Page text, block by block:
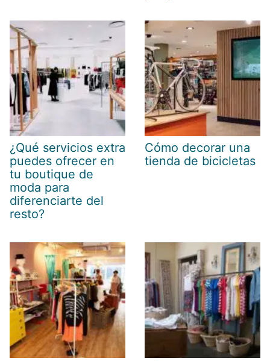
¿Qué servicios extra
puedes ofrecer en
tu boutique de
moda para
diferenciarte del
resto?
Cómo decorar una
tienda de bicicletas